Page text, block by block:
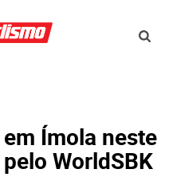
Ímola neste
WorldSBK